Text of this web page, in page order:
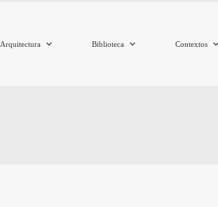
Arquitectura Biblioteca Contextos